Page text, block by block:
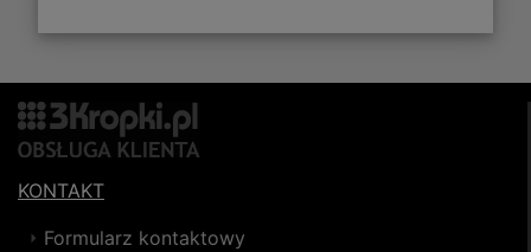
KONTAKT
Formularz kontaktowy